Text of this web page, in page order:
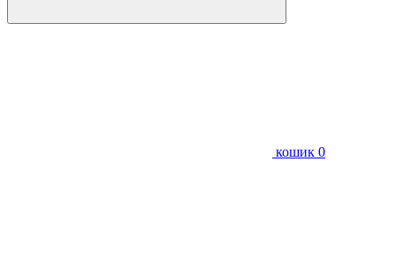
кошик 0